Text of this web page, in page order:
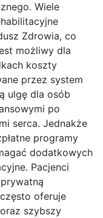
Wiele
Zdrowia, co
możliwy dla
koszty
przez system
ulgę dla osób
po
serca. Jednakże
programy
dodatkowych
Pacjenci
oferuje
szybszy